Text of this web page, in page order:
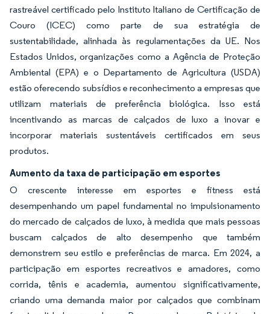
rastreável certificado pelo Instituto Italiano de Certificação de
Couro (ICEC) como parte de sua estratégia de
sustentabilidade, alinhada às regulamentações da UE. Nos
Estados Unidos, organizações como a Agência de Proteção
Ambiental (EPA) e o Departamento de Agricultura (USDA)
estão oferecendo subsídios e reconhecimento a empresas que
utilizam materiais de preferência biológica. Isso está
incentivando as marcas de calçados de luxo a inovar e
incorporar materiais sustentáveis certificados em seus
produtos.
Aumento da taxa de participação em esportes
O crescente interesse em esportes e fitness está
desempenhando um papel fundamental no impulsionamento
do mercado de calçados de luxo, à medida que mais pessoas
buscam calçados de alto desempenho que também
demonstrem seu estilo e preferências de marca. Em 2024, a
participação em esportes recreativos e amadores, como
corrida, tênis e academia, aumentou significativamente,
criando uma demanda maior por calçados que combinam